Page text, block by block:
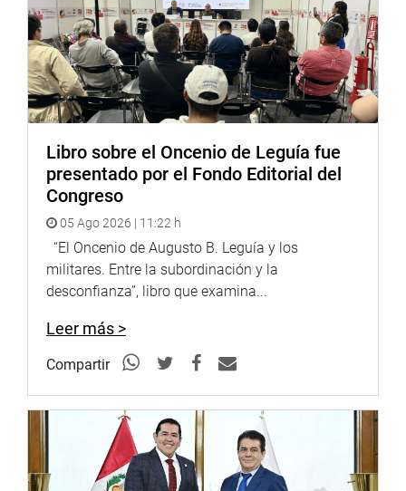
DESPACHO DEL CONGRESISTA ROBERTO SÁNCHEZ
Libro sobre el Oncenio de Leguía fue
presentado por el Fondo Editorial del
Congreso
05 Ago 2026 | 11:22 h
“El Oncenio de Augusto B. Leguía y los
militares. Entre la subordinación y la
desconfianza”, libro que examina...
Leer más >
Compartir